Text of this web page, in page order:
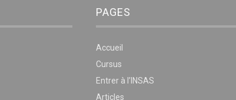
PAGES
Accueil
Cursus
Entrer à l’INSAS
Articles